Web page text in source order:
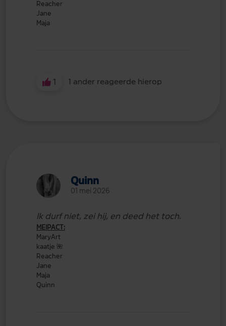
Reacher
Jane
Maja
1 1 ander reageerde hierop
Quinn
01 mei 2026
Ik durf niet, zei hij, en deed het toch.
MEIPACT:
MaryArt
kaatje 🌺
Reacher
Jane
Maja
Quinn